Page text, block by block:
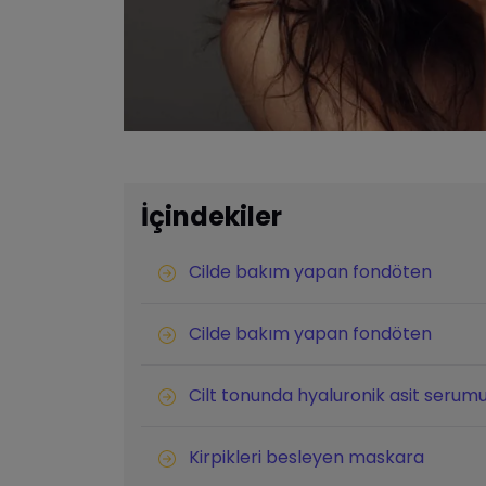
İçindekiler
Cilde bakım yapan fondöten
Cilde bakım yapan fondöten
Cilt tonunda hyaluronik asit
Kirpikleri besleyen maskara